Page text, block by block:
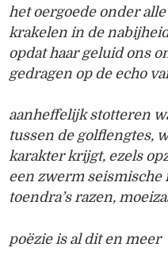
het oergoede onder
krakelen in de
opdat haar geluid ons
gedragen op de echo
aanheffelijk stotteren
tussen de golflengtes,
karakter krijgt, ezels
een zwerm seismische
toendra’s razen,
poëzie is al dit en meer